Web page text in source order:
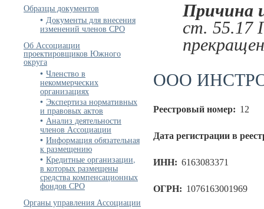
Образцы документов
Документы для внесения
изменений членов СРО
Об Ассоциации
проектировщиков Южного
округа
Членство в
некоммерческих
организациях
Экспертиза нормативных
и правовых актов
Анализ деятельности
членов Ассоциации
Информация обязательная
к размещению
Кредитные организации,
в которых размещены
средства компенсационных
фондов СРО
Органы управления Ассоциации
Причина
ст. 55.17
ООО
Реестровый номер: 12
Дата регистрации в
ИНН: 6163083371
ОГРН: 1076163001969